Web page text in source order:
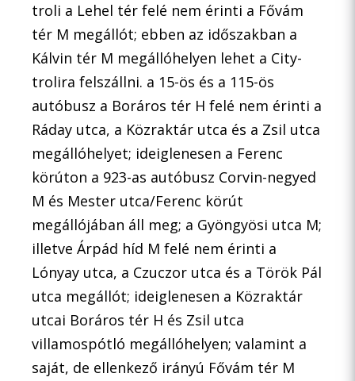
troli a Lehel tér felé nem érinti a Fővám
tér M megállót; ebben az időszakban a
Kálvin tér M megállóhelyen lehet a City-
trolira felszállni. a 15-ös és a 115-ös
autóbusz a Boráros tér H felé nem érinti a
Ráday utca, a Közraktár utca és a Zsil utca
megállóhelyet; ideiglenesen a Ferenc
körúton a 923-as autóbusz Corvin-negyed
M és Mester utca/Ferenc körút
megállójában áll meg; a Gyöngyösi utca M;
illetve Árpád híd M felé nem érinti a
Lónyay utca, a Czuczor utca és a Török Pál
utca megállót; ideiglenesen a Közraktár
utcai Boráros tér H és Zsil utca
villamospótló megállóhelyen; valamint a
saját, de ellenkező irányú Fővám tér M